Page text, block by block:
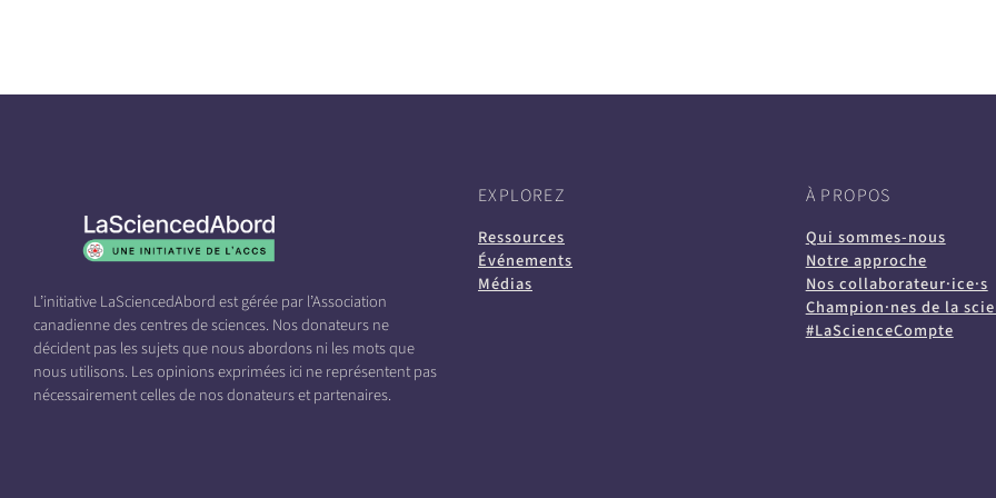
L’initiative LaSciencedAbord est gérée par l’Association
canadienne des centres de sciences. Nos donateurs ne
décident pas les sujets que nous abordons ni les mots que
nous utilisons. Les opinions exprimées ici ne représentent pas
nécessairement celles de nos donateurs et partenaires.
EXPLOREZ
Ressources
Événements
Médias
À PROPOS
Qui sommes-nous
Notre approche
Nos collaborateur·ice·s
Champion·nes de la
#LaScienceCompte